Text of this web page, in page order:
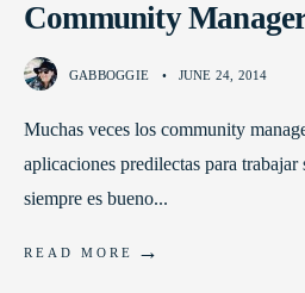
Community
GABBOGGIE • JUNE 24, 2014
Muchas veces los community
aplicaciones predilectas para trabajar
siempre es bueno...
READ MORE →